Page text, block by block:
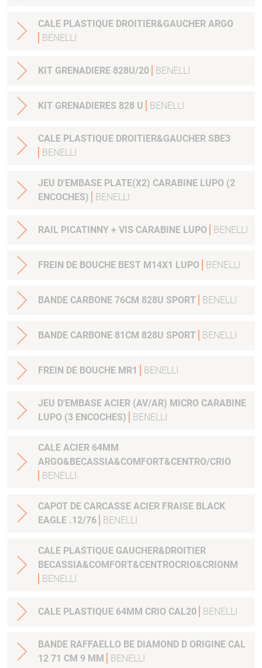
CALE PLASTIQUE DROITIER&GAUCHER ARGO
BENELLI
KIT GRENADIERE 828U/20 BENELLI
KIT GRENADIERES 828 U BENELLI
CALE PLASTIQUE DROITIER&GAUCHER SBE3
BENELLI
JEU D'EMBASE PLATE(X2) CARABINE LUPO (2
ENCOCHES)
BENELLI
RAIL PICATINNY + VIS CARABINE LUPO BENELLI
FREIN DE BOUCHE BEST M14X1 LUPO BENELLI
BANDE CARBONE 76CM 828U SPORT BENELLI
BANDE CARBONE 81CM 828U SPORT BENELLI
FREIN DE BOUCHE MR1 BENELLI
JEU D'EMBASE ACIER (AV/AR) MICRO CARABINE
LUPO (3 ENCOCHES)
BENELLI
CALE ACIER 64MM
ARGO&BECASSIA&COMFORT&CENTRO/CRIO
BENELLI
CAPOT DE CARCASSE ACIER FRAISE BLACK
EAGLE .12/76
BENELLI
CALE PLASTIQUE GAUCHER&DROITIER
BECASSIA&COMFORT&CENTROCRIO&CRIONM
BENELLI
CALE PLASTIQUE 64MM CRIO CAL20 BENELLI
BANDE RAFFAELLO BE DIAMOND D ORIGINE CAL
12 71 CM 9 MM
BENELLI